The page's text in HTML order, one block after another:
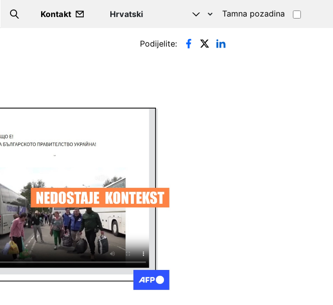
Search
Kontakt Tamna pozadina
Podijelite: